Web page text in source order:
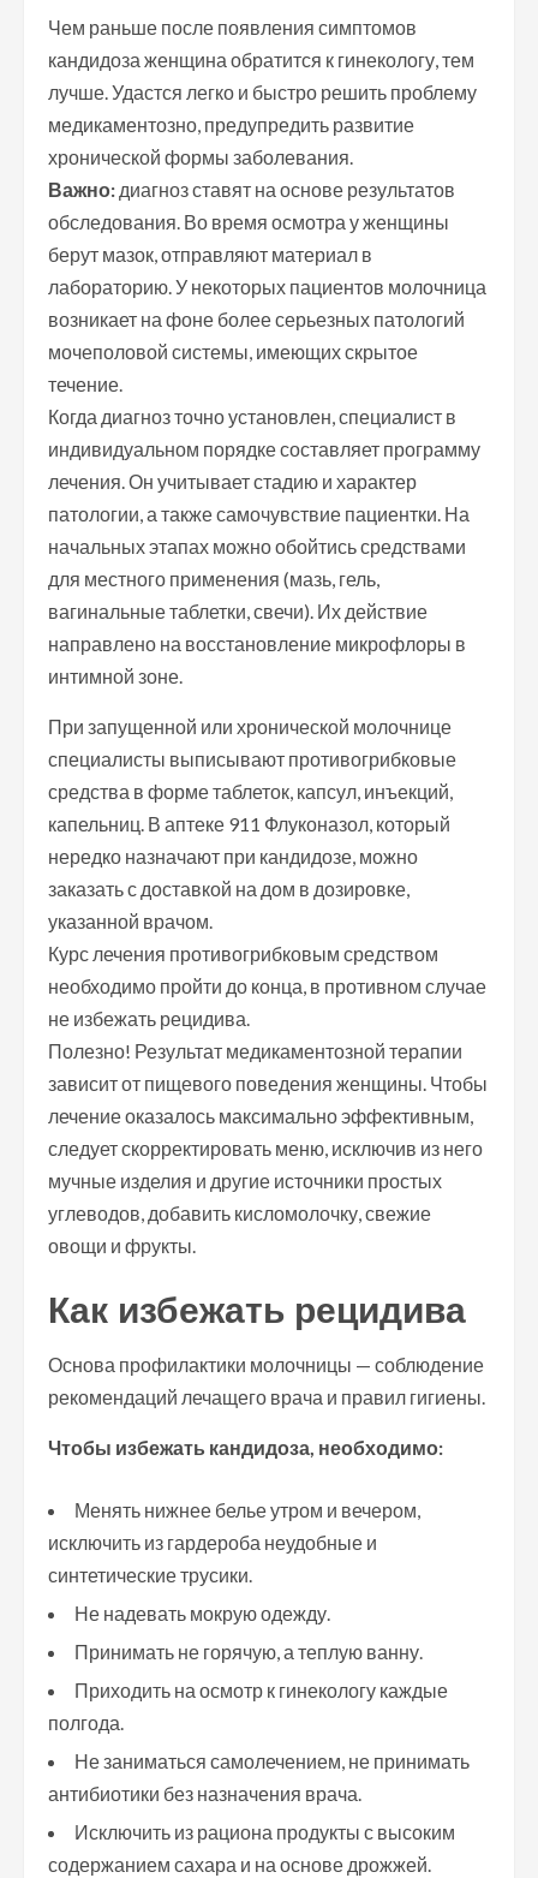
Чем раньше после появления симптомов
кандидоза женщина обратится к гинекологу, тем
лучше. Удастся легко и быстро решить проблему
медикаментозно, предупредить развитие
хронической формы заболевания.
Важно: диагноз ставят на основе результатов
обследования. Во время осмотра у женщины
берут мазок, отправляют материал в
лабораторию. У некоторых пациентов молочница
возникает на фоне более серьезных патологий
мочеполовой системы, имеющих скрытое
течение.
Когда диагноз точно установлен, специалист в
индивидуальном порядке составляет программу
лечения. Он учитывает стадию и характер
патологии, а также самочувствие пациентки. На
начальных этапах можно обойтись средствами
для местного применения (мазь, гель,
вагинальные таблетки, свечи). Их действие
направлено на восстановление микрофлоры в
интимной зоне.
При запущенной или хронической молочнице
специалисты выписывают противогрибковые
средства в форме таблеток, капсул, инъекций,
капельниц. В аптеке 911 Флуконазол, который
нередко назначают при кандидозе, можно
заказать с доставкой на дом в дозировке,
указанной врачом.
Курс лечения противогрибковым средством
необходимо пройти до конца, в противном случае
не избежать рецидива.
Полезно! Результат медикаментозной терапии
зависит от пищевого поведения женщины. Чтобы
лечение оказалось максимально эффективным,
следует скорректировать меню, исключив из него
мучные изделия и другие источники простых
углеводов, добавить кисломолочку, свежие
овощи и фрукты.
Как избежать рецидива
Основа профилактики молочницы — соблюдение
рекомендаций лечащего врача и правил гигиены.
Чтобы избежать кандидоза, необходимо:
Менять нижнее белье утром и вечером,
исключить из гардероба неудобные и
синтетические трусики.
Не надевать мокрую одежду.
Принимать не горячую, а теплую ванну.
Приходить на осмотр к гинекологу каждые
полгода.
Не заниматься самолечением, не принимать
антибиотики без назначения врача.
Исключить из рациона продукты с высоким
содержанием сахара и на основе дрожжей.